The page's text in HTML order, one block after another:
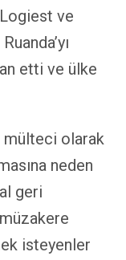
ve
etti ve ülke
mülteci olarak
neden
geri
isteyenler